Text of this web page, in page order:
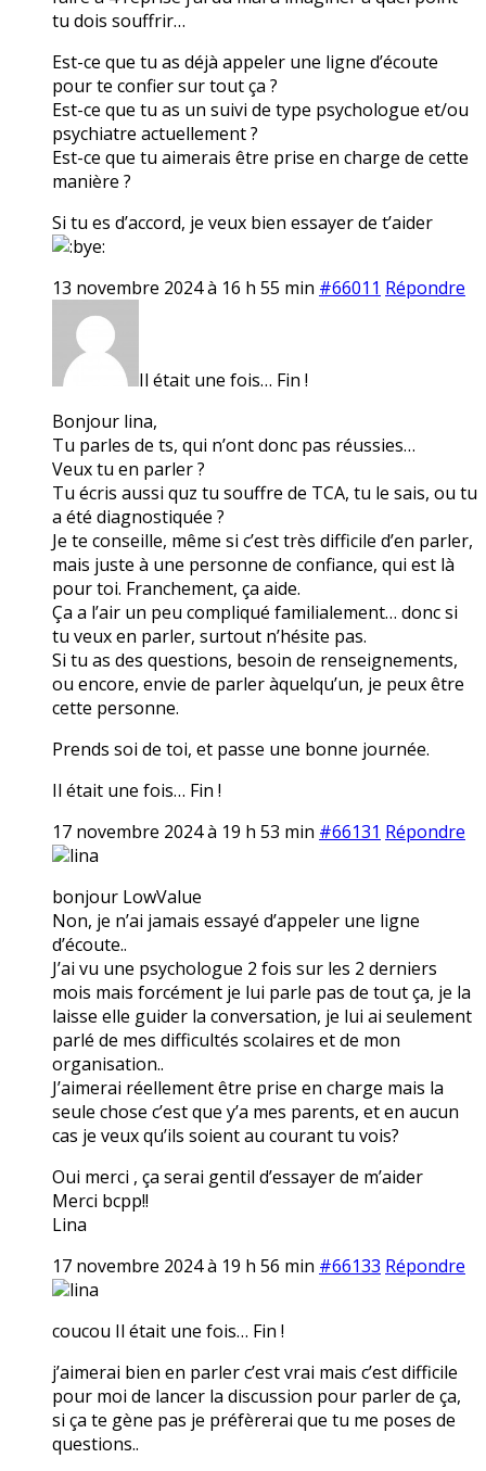
tu dois souffrir…
Est-ce que tu as déjà appeler une ligne d’écoute
pour te confier sur tout ça ?
Est-ce que tu as un suivi de type psychologue et/ou
psychiatre actuellement ?
Est-ce que tu aimerais être prise en charge de cette
manière ?
Si tu es d’accord, je veux bien essayer de t’aider
13 novembre 2024 à 16 h 55 min #66011 Répondre
Il était une fois… Fin !
Bonjour lina,
Tu parles de ts, qui n’ont donc pas réussies…
Veux tu en parler ?
Tu écris aussi quz tu souffre de TCA, tu le sais, ou tu
a été diagnostiquée ?
Je te conseille, même si c’est très difficile d’en parler,
mais juste à une personne de confiance, qui est là
pour toi. Franchement, ça aide.
Ça a l’air un peu compliqué familialement… donc si
tu veux en parler, surtout n’hésite pas.
Si tu as des questions, besoin de renseignements,
ou encore, envie de parler àquelqu’un, je peux être
cette personne.
Prends soi de toi, et passe une bonne journée.
Il était une fois… Fin !
17 novembre 2024 à 19 h 53 min #66131 Répondre
lina
bonjour LowValue
Non, je n’ai jamais essayé d’appeler une ligne
d’écoute..
J’ai vu une psychologue 2 fois sur les 2 derniers
mois mais forcément je lui parle pas de tout ça, je la
laisse elle guider la conversation, je lui ai seulement
parlé de mes difficultés scolaires et de mon
organisation..
J’aimerai réellement être prise en charge mais la
seule chose c’est que y’a mes parents, et en aucun
cas je veux qu’ils soient au courant tu vois?
Oui merci , ça serai gentil d’essayer de m’aider
Merci bcpp!!
Lina
17 novembre 2024 à 19 h 56 min #66133 Répondre
lina
coucou Il était une fois… Fin !
j’aimerai bien en parler c’est vrai mais c’est difficile
pour moi de lancer la discussion pour parler de ça,
si ça te gène pas je préfèrerai que tu me poses de
questions..